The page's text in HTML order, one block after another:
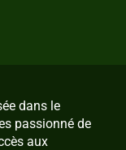
dans le
passionné de
aux